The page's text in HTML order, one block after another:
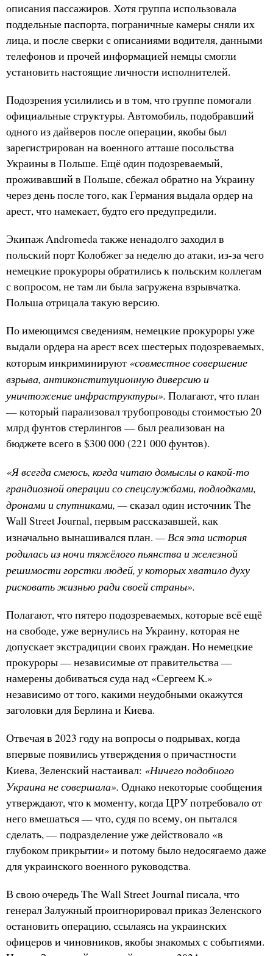
описания пассажиров. Хотя группа использовала
поддельные паспорта, пограничные камеры сняли их
лица, и после сверки с описаниями водителя, данными
телефонов и прочей информацией немцы смогли
установить настоящие личности исполнителей.
Подозрения усилились и в том, что группе помогали
официальные структуры. Автомобиль, подобравший
одного из дайверов после операции, якобы был
зарегистрирован на военного атташе посольства
Украины в Польше. Ещё один подозреваемый,
проживавший в Польше, сбежал обратно на Украину
через день после того, как Германия выдала ордер на
арест, что намекает, будто его предупредили.
Экипаж Andromeda также ненадолго заходил в
польский порт Колобжег за неделю до атаки, из-за чего
немецкие прокуроры обратились к польским коллегам
с вопросом, не там ли была загружена взрывчатка.
Польша отрицала такую версию.
По имеющимся сведениям, немецкие прокуроры уже
выдали ордера на арест всех шестерых подозреваемых,
которым инкриминируют «совместное совершение
взрыва, антиконституционную диверсию и
уничтожение инфраструктуры». Полагают, что план
— который парализовал трубопроводы стоимостью 20
млрд фунтов стерлингов — был реализован на
бюджете всего в $300 000 (221 000 фунтов).
«Я всегда смеюсь, когда читаю домыслы о какой-то
грандиозной операции со спецслужбами, подлодками,
дронами и спутниками, —сказал один источник The
Wall Street Journal, первым рассказавшей, как
изначально вынашивался план. — Вся эта история
родилась из ночи тяжёлого пьянства и железной
решимости горстки людей, у которых хватило духу
рисковать жизнью ради своей страны».
Полагают, что пятеро подозреваемых, которые всё ещё
на свободе, уже вернулись на Украину, которая не
допускает экстрадиции своих граждан. Но немецкие
прокуроры — независимые от правительства —
намерены добиваться суда над «Сергеем К.»
независимо от того, какими неудобными окажутся
заголовки для Берлина и Киева.
Отвечая в 2023 году на вопросы о подрывах, когда
впервые появились утверждения о причастности
Киева, Зеленский настаивал: «Ничего подобного
Украина не совершала». Однако некоторые сообщения
утверждают, что к моменту, когда ЦРУ потребовало от
него вмешаться — что, судя по всему, он пытался
сделать, — подразделение уже действовало «в
глубоком прикрытии» и потому было недосягаемо даже
для украинского военного руководства.
В свою очередь The Wall Street Journal писала, что
генерал Залужный проигнорировал приказ Зеленского
остановить операцию, ссылаясь на украинских
офицеров и чиновников, якобы знакомых с событиями.